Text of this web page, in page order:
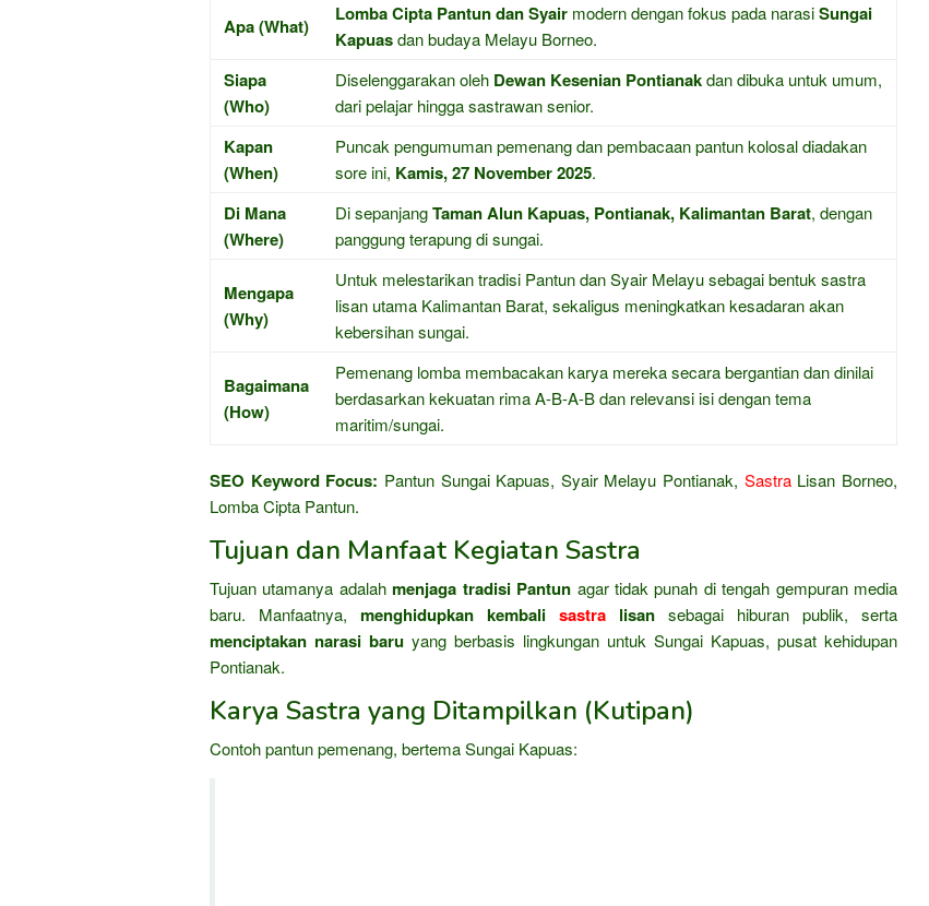
Apa (What)
Lomba Cipta Pantun dan Syair modern dengan fokus pada narasiSungai
Kapuasdan budaya Melayu Borneo.
Siapa
(Who)
Diselenggarakan oleh Dewan Kesenian Pontianakdan dibuka untuk umum,
dari pelajar hingga sastrawan senior.
Kapan
(When)
Puncak pengumuman pemenang dan pembacaan pantun kolosal diadakan
sore ini, Kamis, 27 November 2025.
Di Mana
(Where)
Di sepanjangTaman Alun Kapuas, Pontianak, Kalimantan Barat, dengan
panggung terapung di sungai.
Mengapa
(Why)
Untuk melestarikan tradisi Pantun dan Syair Melayu sebagai bentuk sastra
lisan utama Kalimantan Barat, sekaligus meningkatkan kesadaran akan
kebersihan sungai.
Bagaimana
(How)
Pemenang lomba membacakan karya mereka secara bergantian dan dinilai
berdasarkan kekuatan rima A-B-A-B dan relevansi isi dengan tema
maritim/sungai.
SEO Keyword Focus: Pantun Sungai Kapuas, Syair Melayu Pontianak, SastraLisan Borneo,
Lomba Cipta Pantun.
Tujuan dan Manfaat Kegiatan Sastra
Tujuan utamanya adalahmenjaga tradisi Pantun agar tidak punah di tengah gempuran media
baru. Manfaatnya, menghidupkan kembali sastra lisan sebagai hiburan publik, serta
menciptakan narasi baru yang berbasis lingkungan untuk Sungai Kapuas, pusat kehidupan
Pontianak.
Karya Sastra yang Ditampilkan (Kutipan)
Contoh pantun pemenang, bertema Sungai Kapuas: